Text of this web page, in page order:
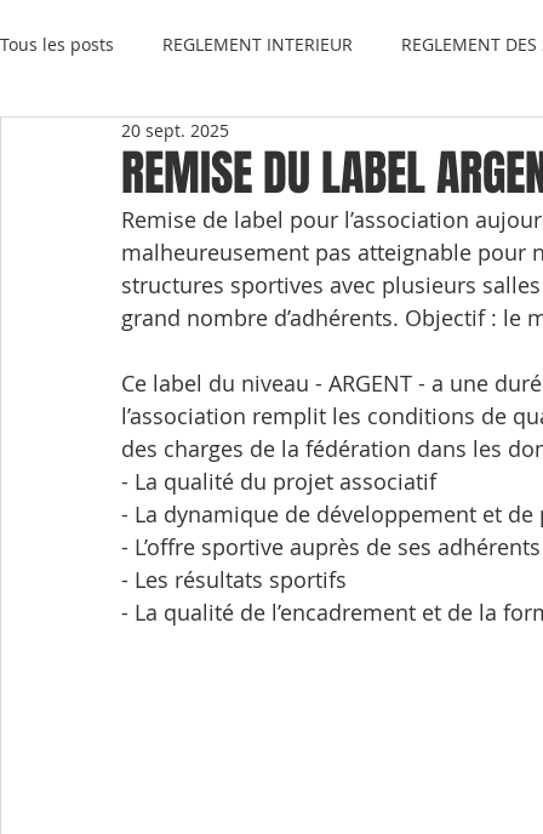
Tous les posts REGLEMENT INTERIEUR REGLEMENT DES
REMISE DU LABEL
20 sept. 2025
Remise de label pour l’association
malheureusement pas atteignable pour
structures sportives avec plusieurs
grand nombre d’adhérents. Objectif : le
Ce label du niveau - ARGENT - a une
l’association remplit les conditions de
des charges de la fédération dans les
- La qualité du projet associatif
- La dynamique de développement et
- L’offre sportive auprès de ses
- Les résultats sportifs
- La qualité de l’encadrement et de la